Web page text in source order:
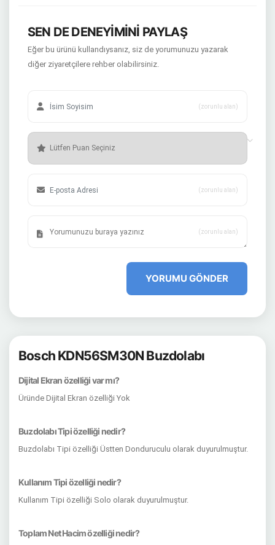
SEN DE DENEYİMİNİ PAYLAŞ
Eğer bu ürünü kullandıysanız, siz de yorumunuzu yazarak
diğer ziyaretçilere rehber olabilirsiniz.
(zorunlu alan)
(zorunlu alan)
(zorunlu alan)
YORUMU GÖNDER
Bosch KDN56SM30N Buzdolabı
Dijital Ekran özelliği var mı?
Üründe Dijital Ekran özelliği Yok
Buzdolabı Tipi özelliği nedir?
Buzdolabı Tipi özelliği Üstten Donduruculu olarak duyurulmuştur.
Kullanım Tipi özelliği nedir?
Kullanım Tipi özelliği Solo olarak duyurulmuştur.
Toplam Net Hacim özelliği nedir?